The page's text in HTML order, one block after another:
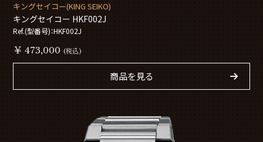
キングセイコー(KING SEIKO)
キングセイコー HKF002J
Ref.(型番号)：HKF002J
￥ 473,000 (税込)
商品を見る